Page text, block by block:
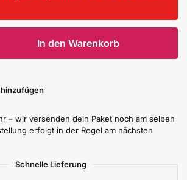
In den Warenkorb
– wir versenden dein Paket noch am selben
erfolgt in der Regel am nächsten
Schnelle Lieferung